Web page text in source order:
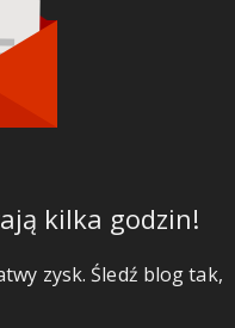
kilka godzin!
zysk. Śledź blog tak,